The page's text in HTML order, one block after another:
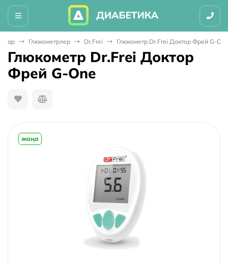
Глюкометрлер Dr.Frei Глюкометр Dr.Frei Доктор Фрей G-One
Глюкометр Dr.Frei Доктор
Фрей G-One
жаңа